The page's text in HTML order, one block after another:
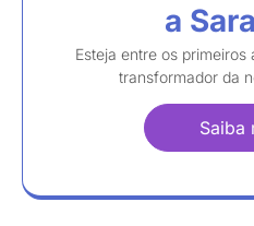
a
Esteja entre os
transformador da
Saiba